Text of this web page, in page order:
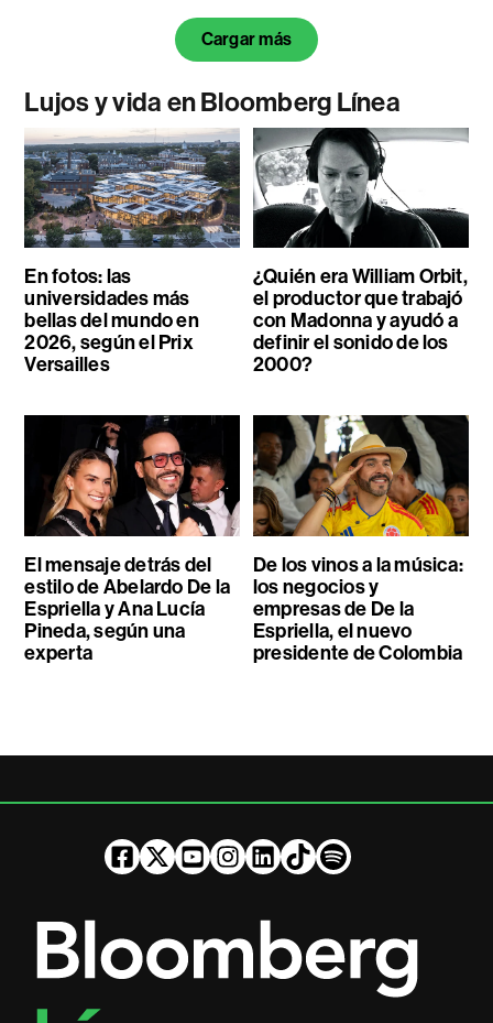
Cargar más
Lujos y vida en Bloomberg Línea
En fotos: las
universidades más
bellas del mundo en
2026, según el Prix
Versailles
¿Quién era William Orbit,
el productor que trabajó
con Madonna y ayudó a
definir el sonido de los
2000?
El mensaje detrás del
estilo de Abelardo De la
Espriella y Ana Lucía
Pineda, según una
experta
De los vinos a la música:
los negocios y
empresas de De la
Espriella, el nuevo
presidente de Colombia